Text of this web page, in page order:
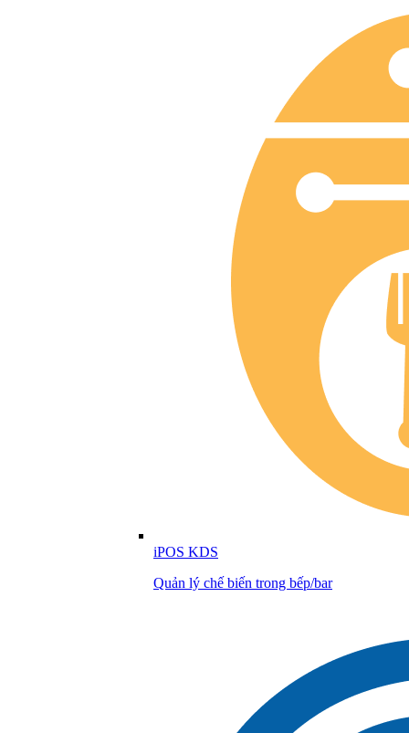
iPOS KDS
Quản lý chế biến trong bếp/bar